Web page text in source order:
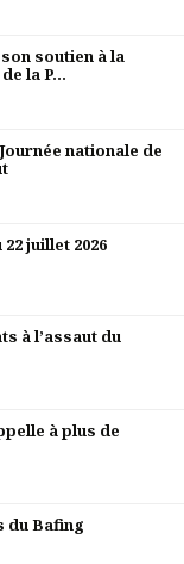
soutien à la
la P...
nationale de
juillet 2026
à l’assaut du
à plus de
du Bafing